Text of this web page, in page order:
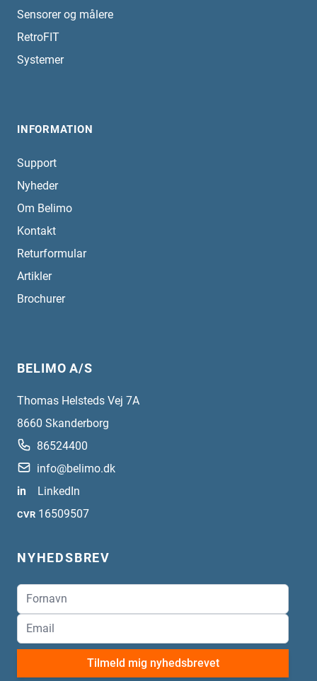
Sensorer og målere
RetroFIT
Systemer
INFORMATION
Support
Nyheder
Om Belimo
Kontakt
Returformular
Artikler
Brochurer
BELIMO A/S
Thomas Helsteds Vej 7A
8660 Skanderborg
86524400
info@belimo.dk
in
LinkedIn
CVR 16509507
NYHEDSBREV
Tilmeld mig nyhedsbrevet